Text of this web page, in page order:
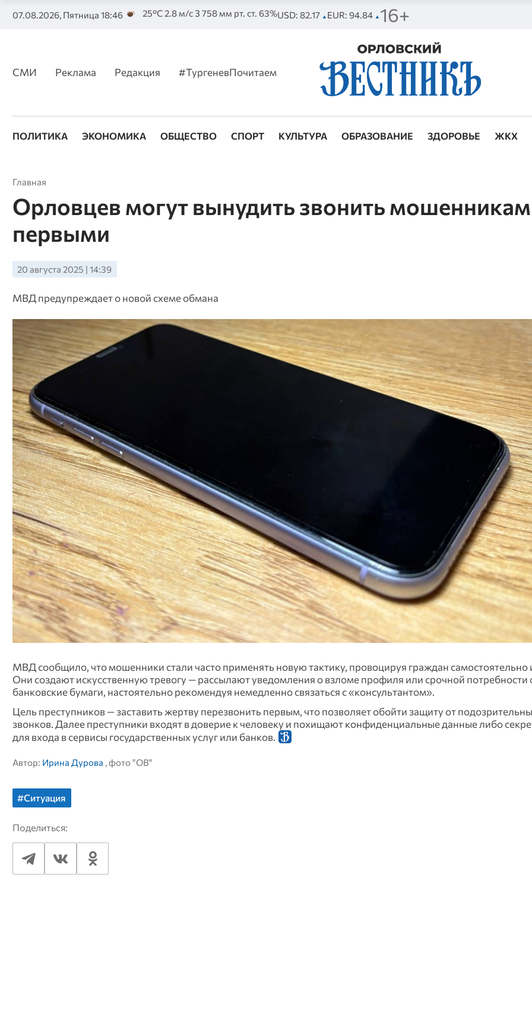
07.08.2026, Пятница 18:46 25°C 2.8 м/с З 758 мм рт. ст. 63%USD: 82.17 ▲ EUR: 94.84 ▲ 16+
СМИ Реклама Редакция #ТургеневПочитаем
ПОЛИТИКА ЭКОНОМИКА ОБЩЕСТВО СПОРТ КУЛЬТУРА ОБРАЗОВАНИЕ ЗДОРОВЬЕ ЖКХ
Главная
Орловцев могут вынудить звонить мошенникам
первыми
20 августа 2025 | 14:39
МВД предупреждает о новой схеме обмана
МВД сообщило, что мошенники стали часто применять новую тактику, провоцируя граждан самостоятельно
Они создают искусственную тревогу — рассылают уведомления о взломе профиля или срочной потребности
банковские бумаги, настоятельно рекомендуя немедленно связаться с «консультантом».
Цель преступников — заставить жертву перезвонить первым, что позволяет обойти защиту от
звонков. Далее преступники входят в доверие к человеку и похищают конфиденциальные данные либо
для входа в сервисы государственных услуг или банков.
Автор: Ирина Дурова , фото "ОВ"
#Ситуация
Поделиться: